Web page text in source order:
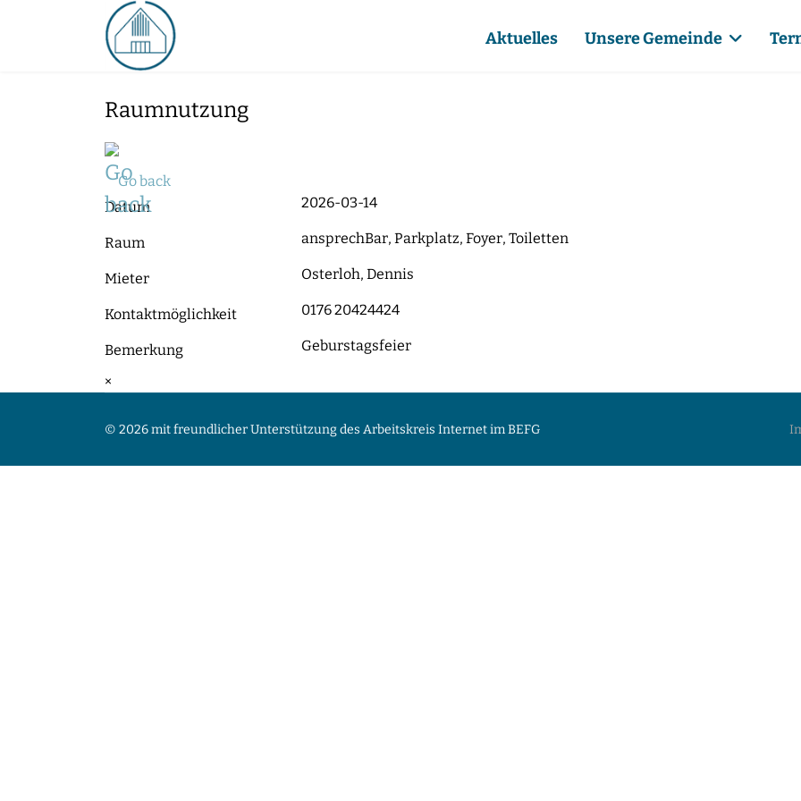
Aktuelles Unsere Gemeinde
Raumnutzung
Go back
Datum
2026-03-14
Raum ansprechBar, Parkplatz, Foyer, Toiletten
Mieter Osterloh, Dennis
Kontaktmöglichkeit 0176 20424424
Bemerkung Geburstagsfeier
×
© 2026 mit freundlicher Unterstützung des Arbeitskreis Internet im BEFG